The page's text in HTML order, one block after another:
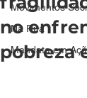
Movimentos
Na Rua
Mandata em
no
pobreza